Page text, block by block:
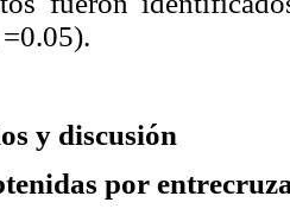
y discusión
por